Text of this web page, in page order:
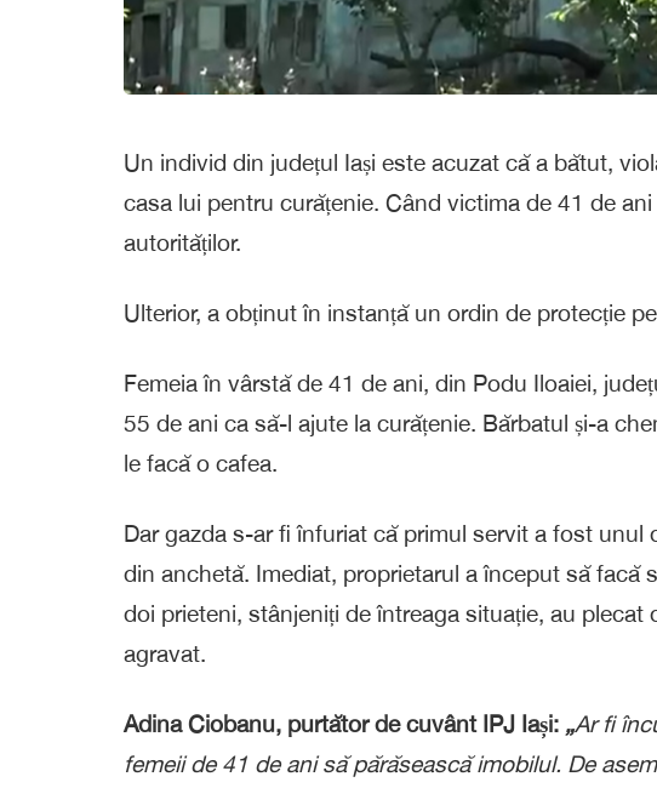
Un individ din județul Iași este acuzat că a bătut,
casa lui pentru curățenie. Când victima de 41 de
autorităților.
Ulterior, a obținut în instanță un ordin de protecție
Femeia în vârstă de 41 de ani, din Podu Iloaiei,
55 de ani ca să-l ajute la curățenie. Bărbatul și-a
le facă o cafea.
Dar gazda s-ar fi înfuriat că primul servit a fost unul
din anchetă. Imediat, proprietarul a început să facă
doi prieteni, stânjeniți de întreaga situație, au
agravat.
Adina Ciobanu, purtător de cuvânt IPJ Iași: „Ar fi
femeii de 41 de ani să părăsească imobilul. De